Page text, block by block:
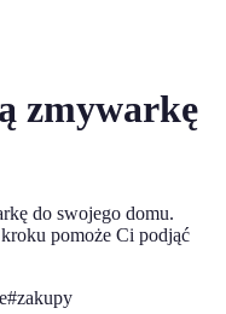
zmywarkę
do swojego domu.
pomoże Ci podjąć
#zakupy